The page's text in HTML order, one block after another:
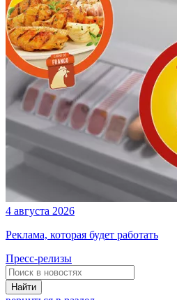
4 августа 2026
Реклама, которая будет работать
Пресс-релизы
Найти